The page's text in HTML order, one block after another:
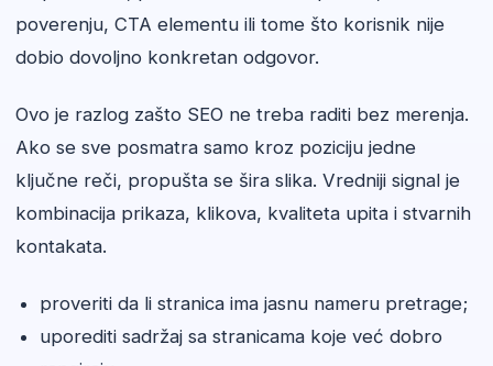
poverenju, CTA elementu ili tome što korisnik nije
dobio dovoljno konkretan odgovor.
Ovo je razlog zašto SEO ne treba raditi bez merenja.
Ako se sve posmatra samo kroz poziciju jedne
ključne reči, propušta se šira slika. Vredniji signal je
kombinacija prikaza, klikova, kvaliteta upita i stvarnih
kontakata.
proveriti da li stranica ima jasnu nameru pretrage;
uporediti sadržaj sa stranicama koje već dobro